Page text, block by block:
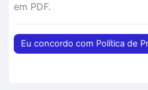
em PDF.
Eu concordo com Política de